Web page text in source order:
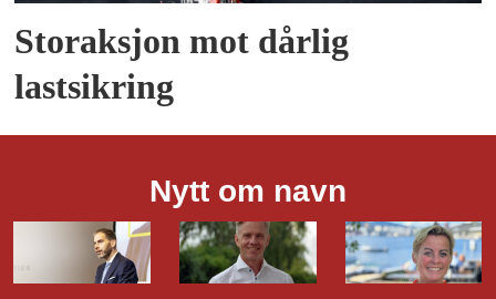
Storaksjon mot dårlig
lastsikring
Nytt om navn